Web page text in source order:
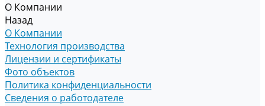
О Компании
Назад
О Компании
Технология производства
Лицензии и сертификаты
Фото объектов
Политика конфиденциальности
Сведения о работодателе